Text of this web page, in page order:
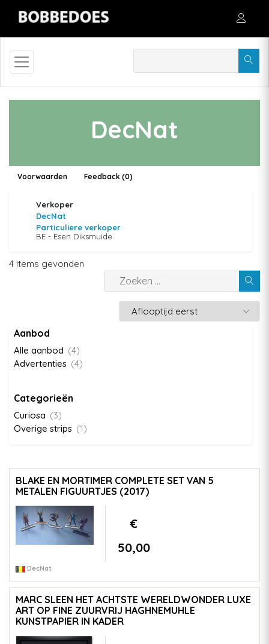
DecNat
Voorwaarden Feedback (0)
Verkoper
DecNat
Particuliere verkoper
BE - Esen Diksmuide
4 items gevonden
Aanbod
Alle aanbod (4)
Advertenties (4)
Categorieën
Curiosa (3)
Overige strips (1)
BLAKE EN MORTIMER COMPLETE SET VAN 5
METALEN FIGUURTJES (2017)
€
50,00
DecNat
MARC SLEEN HET ACHTSTE WERELDWONDER LUXE
ART OP FINE ZUURVRIJ HAGHNEMUHLE
KUNSTPAPIER IN KADER